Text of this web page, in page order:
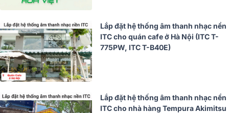
Lắp đặt hệ thống âm thanh nhạc nền
ITC cho quán cafe ở Hà Nội (ITC T-
775PW, ITC T-B40E)
Lắp đặt hệ thống âm thanh nhạc nền
ITC cho nhà hàng Tempura Akimitsu